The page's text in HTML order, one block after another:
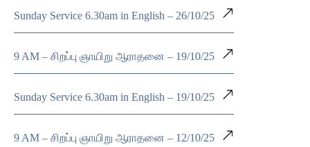
Sunday Service 6.30am in English – 26/10/25
9 AM – சிறப்பு ஞாயிறு ஆராதனை – 19/10/25
Sunday Service 6.30am in English – 19/10/25
9 AM – சிறப்பு ஞாயிறு ஆராதனை – 12/10/25